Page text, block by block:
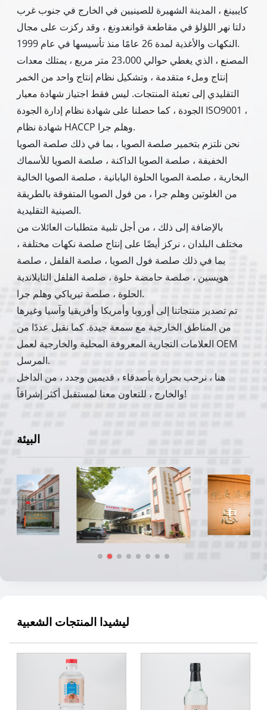
كايبينغ ، المدينة الشهيرة للصينيين في الخارج في جنوب غرب
دلتا نهر اللؤلؤ في مقاطعة قوانغدونغ ، وقد ركزت على مجال
النكهات والأغذية لمدة 26 عامًا منذ تأسيسها في عام 1999.
المصنع ، الذي يغطي حوالي 23،000 متر مربع ، يمتلك معدات
إنتاج وملء متقدمة ، وتشكيل نظام إنتاج واحد من الخمر
التقليدي إلى تعبئة المنتجات. ليس فقط اجتياز شهادة معيار
الجودة ، كما حصلنا على شهادة نظام إدارة الجودة ISO9001 ،
شهادة نظام HACCP وهلم جرا.
نحن نلتزم بتخمير صلصة الصويا ، بما في ذلك صلصة الصويا
الخفيفة ، صلصة الصويا الداكنة ، صلصة الصويا للأسماك
البخارية ، صلصة الصويا الحلوة اليابانية ، صلصة الصويا الخالية
من الغلوتين وهلم جرا ، من فول الصويا المتفوقة بالطريقة
الصينية التقليدية.
بالإضافة إلى ذلك ، من أجل تلبية متطلبات العائلات من
مختلف البلدان ، نركز أيضًا على إنتاج صلصة نكهات مختلفة ،
بما في ذلك صلصة فول الصويا ، صلصة الفلفل ، صلصة
هويسين ، صلصة حامضة حلوة ، صلصة الفلفل التايلاندية
الحلوة ، صلصة تيرياكي وهلم جرا.
تم تصدير منتجاتنا إلى أوروبا وأمريكا وأفريقيا وآسيا وغيرها
من المناطق الخارجية مع سمعة جيدة. كما نقبل عددًا من
العلامات التجارية المعروفة المحلية والخارجية لعمل OEM
المرسل.
هنا ، نرحب بحرارة بأصدقاء ، قديمين وجدد ، من الداخل
والخارج ، للتعاون معنا لمستقبل أكثر إشراقاً!
البيئة
ليشيدا المنتجات الشعبية